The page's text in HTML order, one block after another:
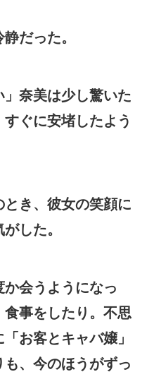
だった。
」奈美は少し驚いた
ぐに安堵したよう
とき、彼女の笑顔に
した。
会うようになっ
事をしたり。不思
お客とキャバ嬢」
、今のほうがずっ